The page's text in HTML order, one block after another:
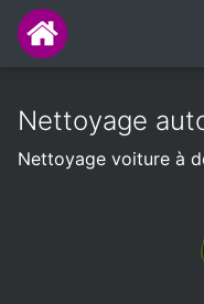
Nettoyage
Nettoyage voiture à